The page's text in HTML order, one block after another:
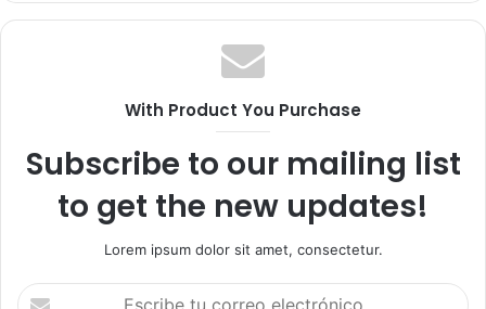
With Product You Purchase
Subscribe to our mailing list
to get the new updates!
Lorem ipsum dolor sit amet, consectetur.
Escribe